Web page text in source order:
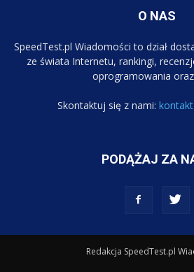
O NAS
SpeedTest.pl Wiadomości to dział
ze świata Internetu, rankingi,
oprogramowania
Skontaktuj się z nami:
PODĄŻAJ ZA
Redakcja SpeedTest.pl